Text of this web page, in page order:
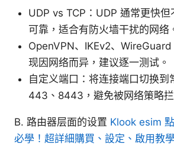
UDP vs TCP：UDP 通常更快但
可靠，适合有防火墙干扰的网络
OpenVPN、IKEv2、
现因网络而异，建议逐一测试。
自定义端口：将连接端口切换到
443、8443，避免被网络策略拦
B. 路由器层面的设置 Klook esim
必學！超詳細購買、設定、啟用教